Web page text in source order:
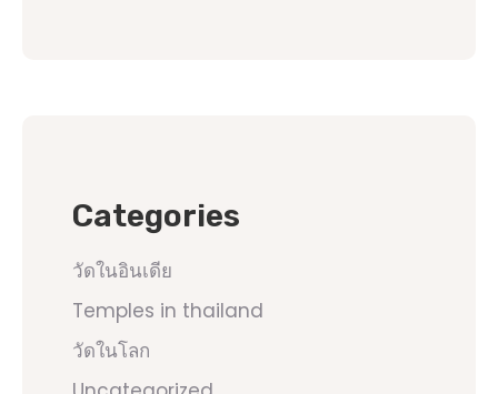
Categories
วัดในอินเดีย
Temples in thailand
วัดในโลก